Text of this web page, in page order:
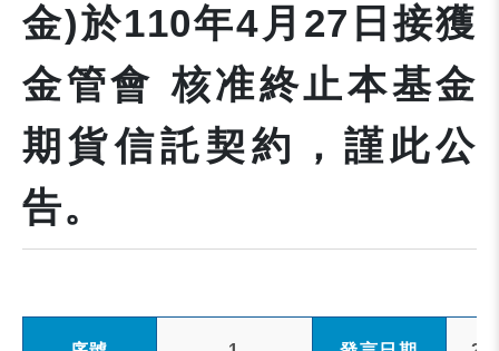
金)於110年4月27日接獲
金管會 核准終止本基金
期貨信託契約，謹此公
告。